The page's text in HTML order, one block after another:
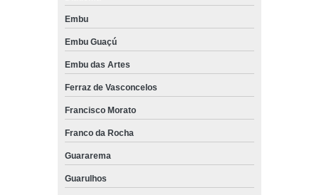
Embu
Embu Guaçú
Embu das Artes
Ferraz de Vasconcelos
Francisco Morato
Franco da Rocha
Guararema
Guarulhos